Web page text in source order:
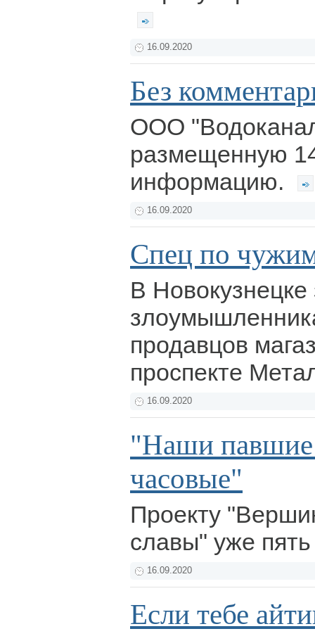
16.09.2020
Без
ООО
размещенную
информацию.
16.09.2020
Спец по
В
продавцов
проспекте
16.09.2020
"Наши павшие
часовые"
Проекту
славы" уже
16.09.2020
Если тебе